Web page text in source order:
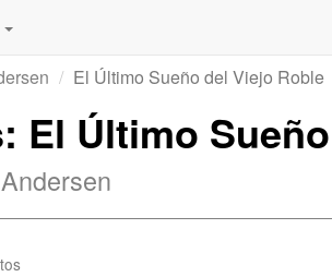
El Último Sueño del Viejo Roble
El Último